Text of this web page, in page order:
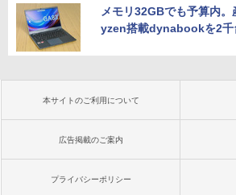
メモリ32GBでも予算内
yzen搭載dynabookを2千
本サイトのご利用について
広告掲載のご案内
プライバシーポリシー